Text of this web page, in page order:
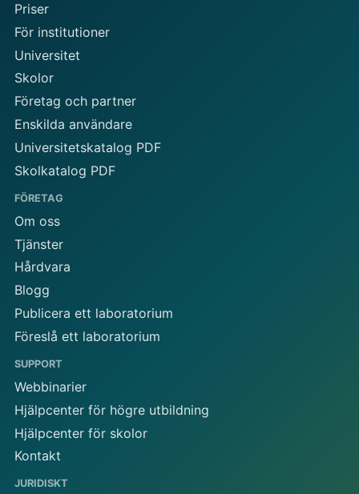
Priser
För institutioner
Universitet
Skolor
Företag och partner
Enskilda användare
Universitetskatalog PDF
Skolkatalog PDF
FÖRETAG
Om oss
Tjänster
Hårdvara
Blogg
Publicera ett laboratorium
Föreslå ett laboratorium
SUPPORT
Webbinarier
Hjälpcenter för högre utbildning
Hjälpcenter för skolor
Kontakt
JURIDISKT